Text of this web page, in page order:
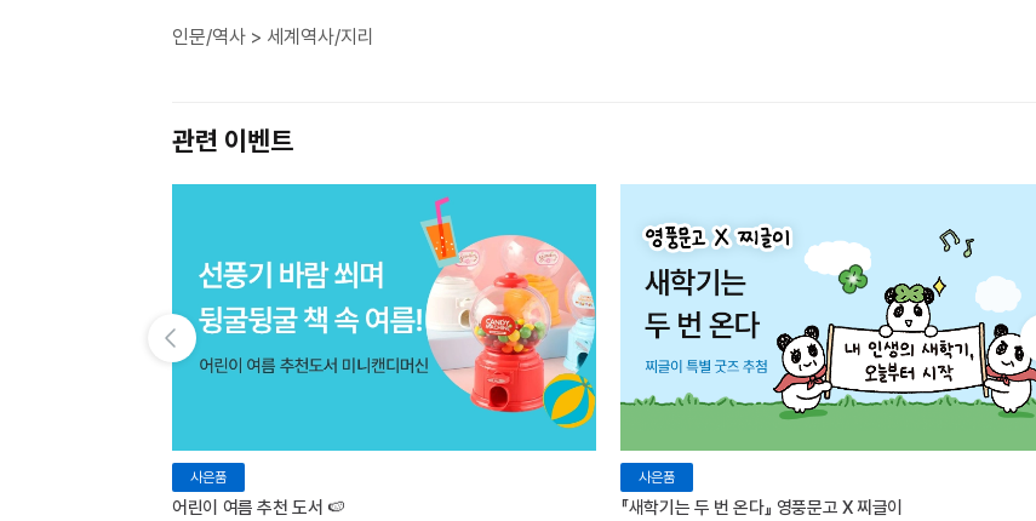
인문/역사 > 세계역사/지리
관련 이벤트
사은품
어린이 여름 추천 도서 🍉
사은품
『새학기는 두 번 온다』 영풍문고 X 찌글이